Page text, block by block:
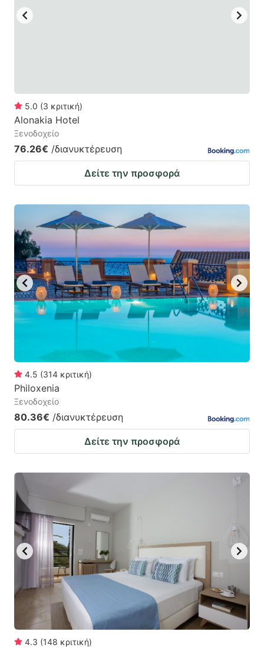
5.0 (3 κριτική)
Alonakia Hotel
Ξενοδοχείο
76.26€ /διανυκτέρευση
Δείτε την προσφορά
4.5 (314 κριτική)
Philoxenia
Ξενοδοχείο
80.36€ /διανυκτέρευση
Δείτε την προσφορά
4.3 (148 κριτική)